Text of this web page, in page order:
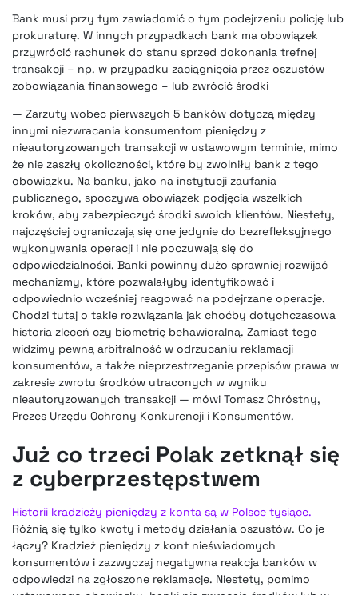
Bank musi przy tym zawiadomić o tym podejrzeniu policję lub
prokuraturę. W innych przypadkach bank ma obowiązek
przywrócić rachunek do stanu sprzed dokonania trefnej
transakcji – np. w przypadku zaciągnięcia przez oszustów
zobowiązania finansowego – lub zwrócić środki
— Zarzuty wobec pierwszych 5 banków dotyczą między
innymi niezwracania konsumentom pieniędzy z
nieautoryzowanych transakcji w ustawowym terminie, mimo
że nie zaszły okoliczności, które by zwolniły bank z tego
obowiązku. Na banku, jako na instytucji zaufania
publicznego, spoczywa obowiązek podjęcia wszelkich
kroków, aby zabezpieczyć środki swoich klientów. Niestety,
najczęściej ograniczają się one jedynie do bezrefleksyjnego
wykonywania operacji i nie poczuwają się do
odpowiedzialności. Banki powinny dużo sprawniej rozwijać
mechanizmy, które pozwalałyby identyfikować i
odpowiednio wcześniej reagować na podejrzane operacje.
Chodzi tutaj o takie rozwiązania jak choćby dotychczasowa
historia zleceń czy biometrię behawioralną. Zamiast tego
widzimy pewną arbitralność w odrzucaniu reklamacji
konsumentów, a także nieprzestrzeganie przepisów prawa w
zakresie zwrotu środków utraconych w wyniku
nieautoryzowanych transakcji — mówi Tomasz Chróstny,
Prezes Urzędu Ochrony Konkurencji i Konsumentów.
Już co trzeci Polak zetknął się
z cyberprzestępstwem
Historii kradzieży pieniędzy z konta są w Polsce tysiące.
Różnią się tylko kwoty i metody działania oszustów. Co je
łączy? Kradzież pieniędzy z kont nieświadomych
konsumentów i zazwyczaj negatywna reakcja banków w
odpowiedzi na zgłoszone reklamacje. Niestety, pomimo